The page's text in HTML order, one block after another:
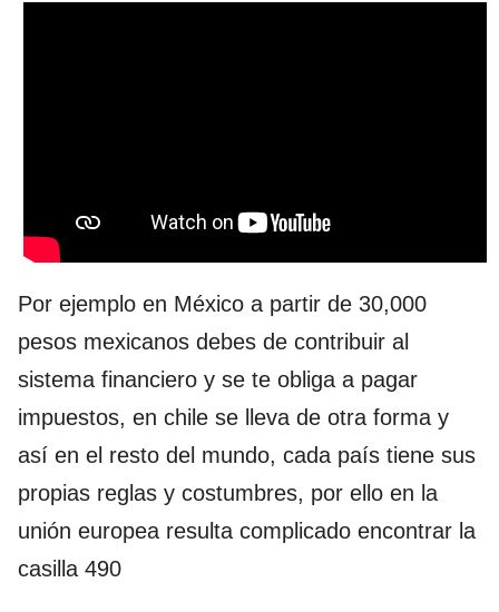
Por ejemplo en México a partir de 30,000
pesos mexicanos debes de contribuir al
sistema financiero y se te obliga a pagar
impuestos, en chile se lleva de otra forma y
así en el resto del mundo, cada país tiene sus
propias reglas y costumbres, por ello en la
unión europea resulta complicado encontrar la
casilla 490